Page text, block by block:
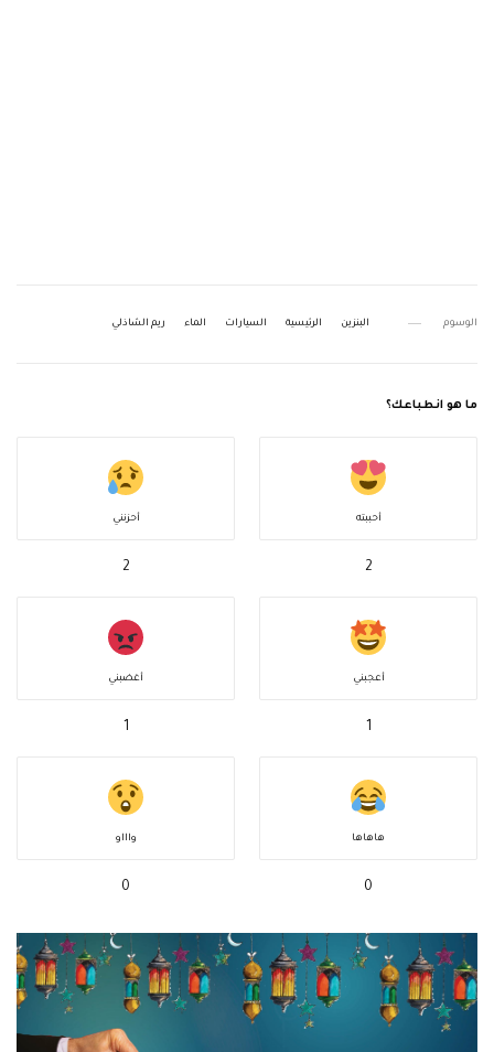
الوسوم البنزين الرئيسية السيارات الماء ريم الشاذلي
ما هو انطباعك؟
أحببته
2
أحزنني
2
أعجبني
1
أغضبني
1
هاهاها
0
واااو
0